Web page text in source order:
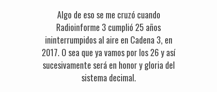
Algo de eso se me cruzó cuando
Radioinforme 3 cumplió 25 años
ininterrumpidos al aire en Cadena 3, en
2017. O sea que ya vamos por los 26 y así
sucesivamente será en honor y gloria del
sistema decimal.